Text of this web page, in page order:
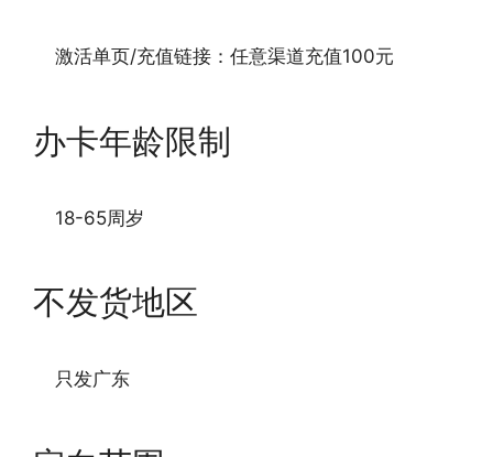
激活单页/充值链接：任意渠道充值100元
办卡年龄限制
18-65周岁
不发货地区
只发广东